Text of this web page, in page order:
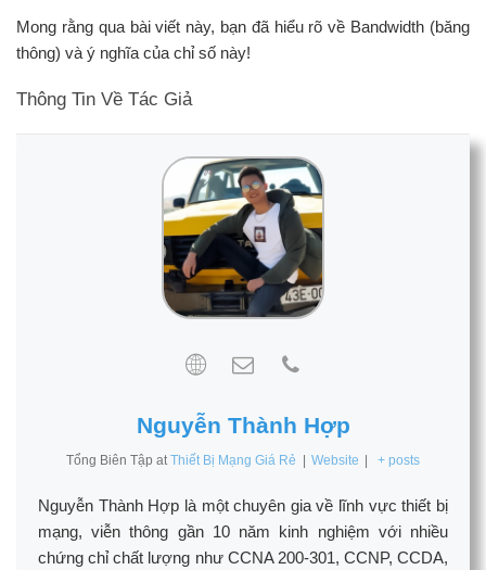
Mong rằng qua bài viết này, bạn đã hiểu rõ về Bandwidth (băng
thông) và ý nghĩa của chỉ số này!
Thông Tin Về Tác Giả
Nguyễn Thành Hợp
Tổng Biên Tập at Thiết Bị Mạng Giá Rẻ Website + posts
Nguyễn Thành Hợp là một chuyên gia về lĩnh vực thiết bị
mạng, viễn thông gần 10 năm kinh nghiệm với nhiều
chứng chỉ chất lượng như CCNA 200-301, CCNP, CCDA,